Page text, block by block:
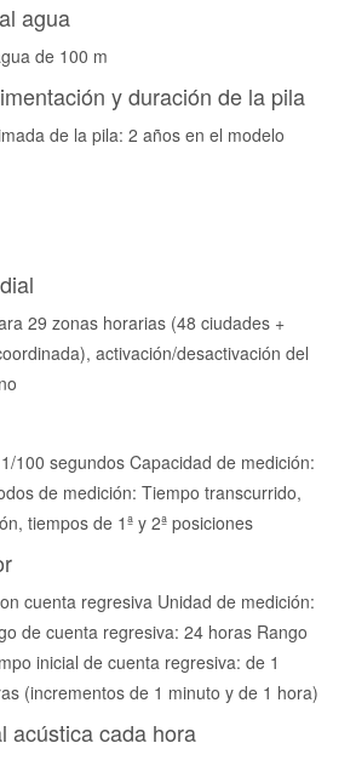
agua
de 100 m
y duración de la pila
de la pila: 2 años en el modelo
29 zonas horarias (48 ciudades +
activación/desactivación del
100 segundos Capacidad de medición:
de medición: Tiempo transcurrido,
tiempos de 1ª y 2ª posiciones
cuenta regresiva Unidad de medición:
de cuenta regresiva: 24 horas Rango
inicial de cuenta regresiva: de 1
(incrementos de 1 minuto y de 1 hora)
acústica cada hora